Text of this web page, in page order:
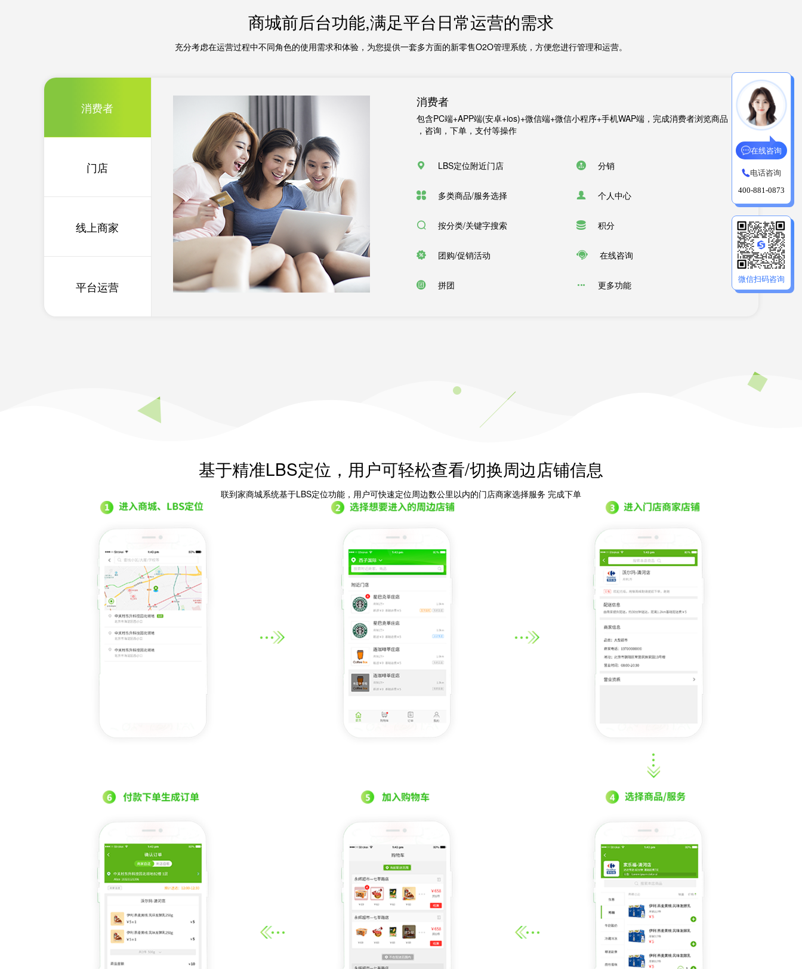
商城前后台功能,满足平台日常运营的需求
充分考虑在运营过程中不同角色的使用需求和体验，为您提供一套多方面的新零售O2O管理系统，方便您进行管理和运营。
消费者
门店
线上商家
平台运营
消费者
包含PC端+APP端(安卓+ios)+微信端+微信小程序+手机WAP端，完成消费者浏览商品
，咨询，下单，支付等操作
LBS定位附近门店 分销
多类商品/服务选择 个人中心
按分类/关键字搜索 积分
团购/促销活动 在线咨询
拼团 更多功能
门店结算 门店订单
门店收银 更多功能
物流管理 促销管理
可视化装修 更多功能
订单管理 文章管理
可视化装修 更多功能
基于精准LBS定位，用户可轻松查看/切换周边店铺信息
联到家商城系统基于LBS定位功能，用户可快速定位周边数公里以内的门店商家选择服务 完成下单
在线咨询
电话咨询
400-881-0873
微信扫码咨询